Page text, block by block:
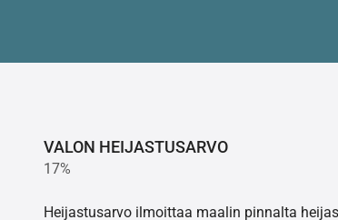
VALON HEIJASTUSARVO
17%
Heijastusarvo ilmoittaa maalin pinnalta